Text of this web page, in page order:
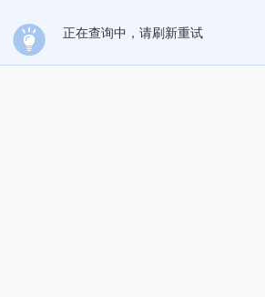
正在查询中，请刷新重试